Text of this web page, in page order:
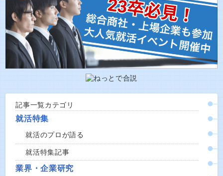
記事一覧カテゴリ
就活特集
就活のプロが語る
就活特集記事
業界・企業研究